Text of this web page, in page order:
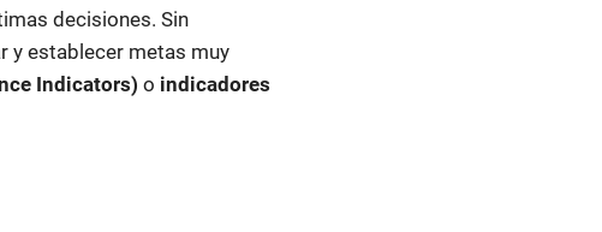
decisiones. Sin
y establecer metas muy
Indicators) o indicadores